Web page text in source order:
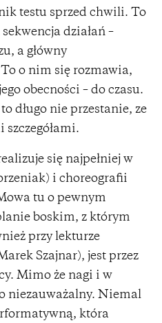
testu sprzed chwili. To
działań –
a główny
o nim się rozmawia,
obecności – do czasu.
długo nie przestanie, ze
się najpełniej w
i choreografii
tu o pewnym
boskim, z którym
przy lekturze
Szajnar), jest przez
Mimo że nagi i w
niezauważalny. Niemal
która